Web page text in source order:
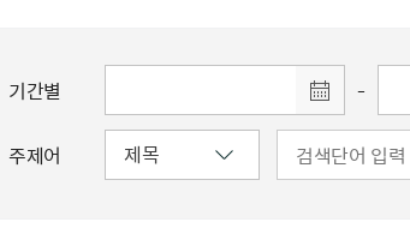
기간별 -
주제어